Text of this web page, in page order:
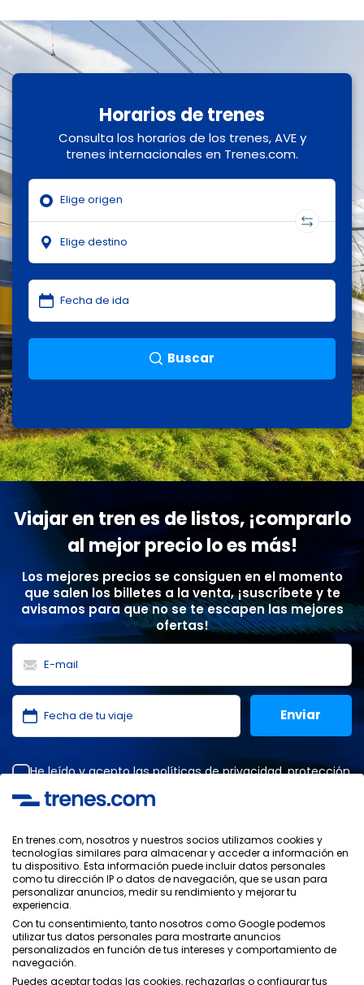
Horarios de trenes
Consulta los horarios de los trenes, AVE y
trenes internacionales en Trenes.com.
Buscar
Viajar en tren es de listos, ¡comprarlo
al mejor precio lo es más!
Los mejores precios se consiguen en el momento
que salen los billetes a la venta, ¡suscríbete y te
avisamos para que no se te escapen las mejores
ofertas!
He leído y acepto laspolíticas de privacidad,protección
SOLUTIONS.
Política de Privacidad
Condiciones Generales
Política de Seguridad
Contacto
En trenes.com, nosotros y nuestros socios utilizamos cookies y
tecnologías similares para almacenar y acceder a información en
tu dispositivo. Esta información puede incluir datos personales
como tu dirección IP o datos de navegación, que se usan para
personalizar anuncios, medir su rendimiento y mejorar tu
experiencia.
Con tu consentimiento, tanto nosotros como Google podemos
utilizar tus datos personales para mostrarte anuncios
personalizados en función de tus intereses y comportamiento de
navegación.
Puedes aceptar todas las cookies, rechazarlas o configurar tus